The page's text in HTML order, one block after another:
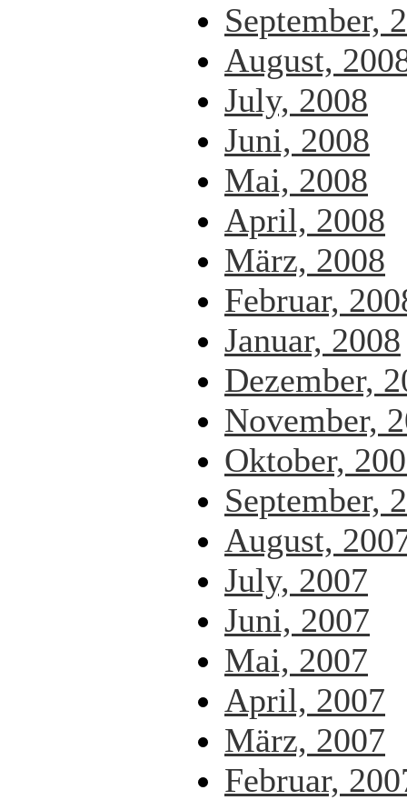
September,
August,
July, 2008
Juni, 2008
Mai, 2008
April, 2008
März, 2008
Februar,
Januar, 2008
Dezember,
November,
Oktober,
September,
August,
July, 2007
Juni, 2007
Mai, 2007
April, 2007
März, 2007
Februar,